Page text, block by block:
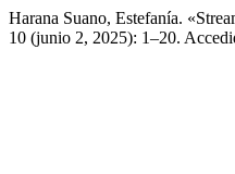
Harana Suano, Estefanía.
10 (junio 2, 2025): 1–20.